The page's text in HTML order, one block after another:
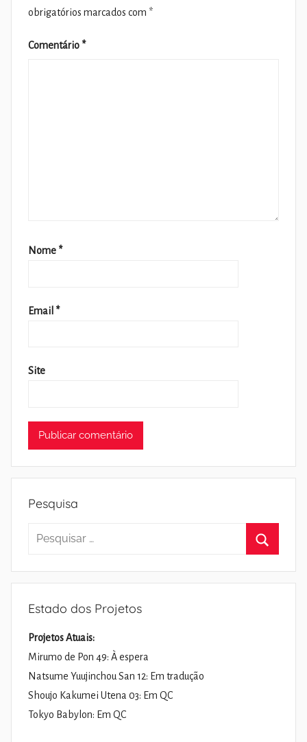
obrigatórios marcados com *
Comentário *
Nome *
Email *
Site
Pesquisa
Pesquisar
Estado dos Projetos
Projetos Atuais:
Mirumo de Pon 49: À espera
Natsume Yuujinchou San 12: Em tradução
Shoujo Kakumei Utena 03: Em QC
Tokyo Babylon: Em QC